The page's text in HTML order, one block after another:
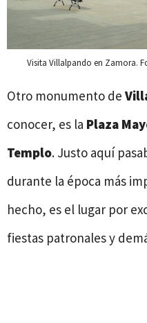
Visita Villalpando en Zamora.
Otro monumento de
conocer, es la Plaza
Templo. Justo aquí
durante la época más
hecho, es el lugar por
fiestas patronales y